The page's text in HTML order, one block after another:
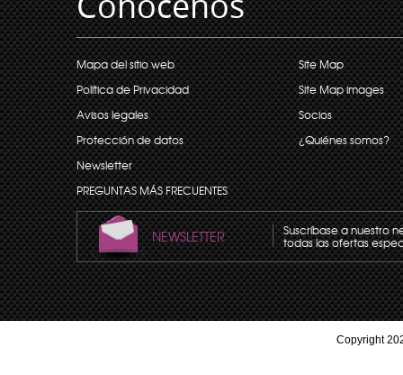
Mapa del sitio web
Política de Privacidad
Avisos legales
Protección de datos
Newsletter
PREGUNTAS MÁS FRECUENTES
Site Map
Site Map images
Socios
¿Quiénes somos?
NEWSLETTER Suscríbase a nuestro
todas las ofertas
Copyright